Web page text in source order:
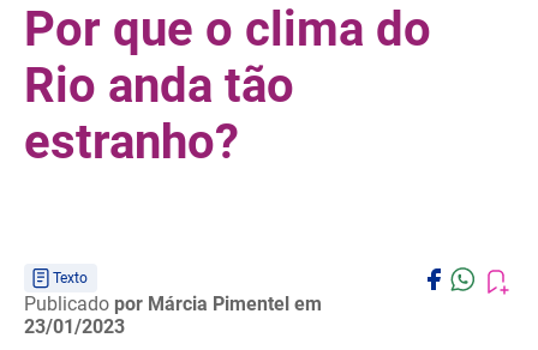
Por que o clima do
Rio anda tão
estranho?
Texto
Publicado por Márcia Pimentel em
23/01/2023